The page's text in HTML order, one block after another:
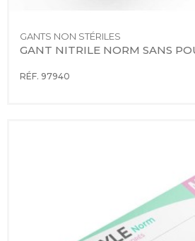
GANTS NON STÉRILES
GANT NITRILE NORM SANS
RÉF. 97940